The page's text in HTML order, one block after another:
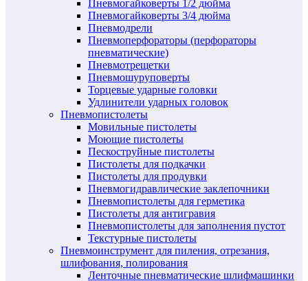
Пневмогайковерты 1/2 дюйма
Пневмогайковерты 3/4 дюйма
Пневмодрели
Пневмоперфораторы (перфораторы
пневматические)
Пневмотрещетки
Пневмошуруповерты
Торцевые ударные головки
Удлинители ударных головок
Пневмопистолеты
Мовильные пистолеты
Моющие пистолеты
Пескоструйные пистолеты
Пистолеты для подкачки
Пистолеты для продувки
Пневмогидравлические заклепочники
Пневмопистолеты для герметика
Пистолеты для антигравия
Пневмопистолеты для заполнения пустот
Текстурные пистолеты
Пневмоинструмент для пиления, отрезания,
шлифования, полирования
Ленточные пневматические шлифмашинки